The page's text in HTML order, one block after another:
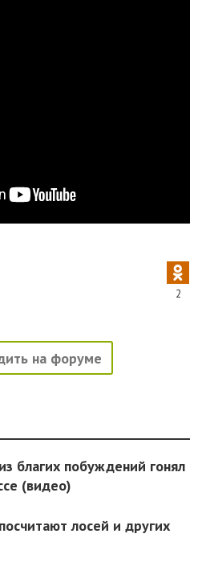
2
на форуме
благих побуждений гонял
(видео)
лосей и других